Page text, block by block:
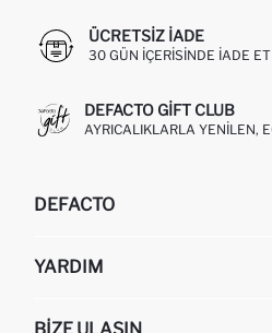
ÜCRETSIZ IADE
30 GÜN IÇERISINDE IADE ET
DEFACTO GIFT CLUB
AYRICALIKLARLA YENILEN,
DEFACTO
HAKKIMIZDA
YARDIM